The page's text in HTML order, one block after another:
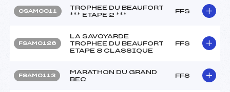
OSAM0011
TROPHEE DU BEAUFORT
*** ETAPE 2 ***
FFS
FSAM0126
LA SAVOYARDE
TROPHEE DU BEAUFORT
ETAPE 8 CLASSIQUE
FFS
FSAM0113
MARATHON DU GRAND
BEC
FFS